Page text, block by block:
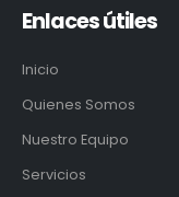
Enlaces útiles
Inicio
Quienes Somos
Nuestro Equipo
Servicios